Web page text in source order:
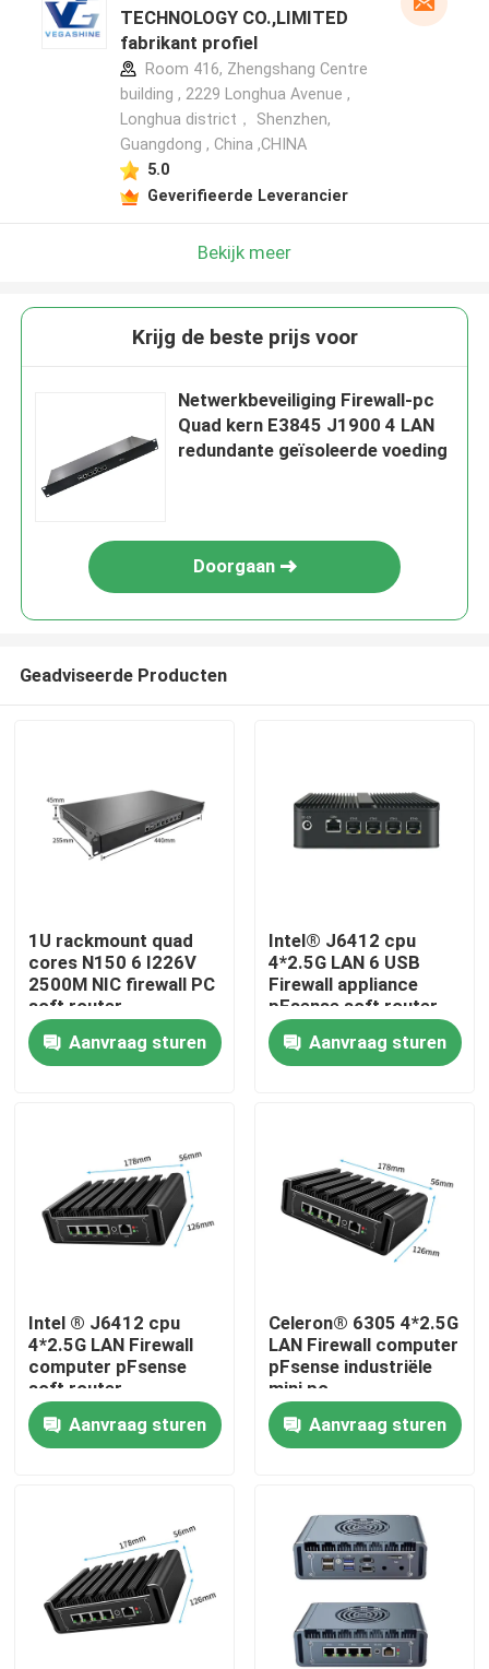
Thuis
Over ons
Fabrieksreis
Kwaliteitscontrole
Contacteer ons
Vraag een offerte aan
industriële Comité PC
TECHNOLOGY CO.,LIMITED
fabrikant profiel
Room 416, Zhengshang Centre
building , 2229 Longhua Avenue ,
Longhua district， Shenzhen,
Guangdong , China ,CHINA
5.0
Geverifieerde Leverancier
Bekijk meer
Krijg de beste prijs voor
Netwerkbeveiliging Firewall-pc
Quad kern E3845 J1900 4 LAN
redundante geïsoleerde voeding
Doorgaan
Geadviseerde Producten
1U rackmount quad
cores N150 6 I226V
2500M NIC firewall PC
soft router
ondersteuning
pFsenseAanvraag sturen
Intel® J6412 cpu
4*2.5G LAN 6 USB
Firewall appliance
pFsense soft router
fanless mini
industriële pc
Aanvraag sturen
Intel ® J6412 cpu
4*2.5G LAN Firewall
computer pFsense
soft router
ventilatorloze mini
industriële pc
Aanvraag sturen
Celeron® 6305 4*2.5G
LAN Firewall computer
pFsense industriële
mini pc
Aanvraag sturen